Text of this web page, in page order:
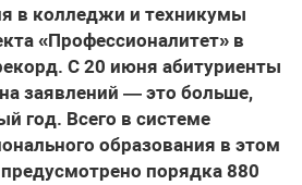
в колледжи и техникумы
«Профессионалитет» в
С 20 июня абитуриенты
заявлений — это больше,
год. Всего в системе
образования в этом
порядка 880